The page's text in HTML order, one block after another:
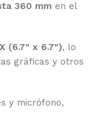
360 mm en el
(6.7″ x 6.7″), lo
gráficas y otros
y micrófono,